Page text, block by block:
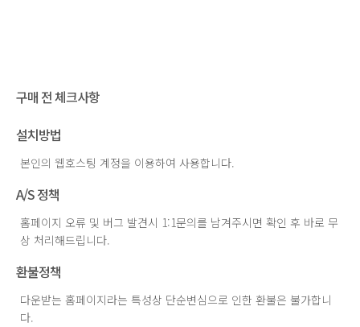
구매 전 체크사항
설치방법
본인의 웹호스팅 계정을 이용하여 사용합니다.
A/S 정책
홈페이지 오류 및 버그 발견시 1:1문의를 남겨주시면 확인 후 바로 무
상 처리해드립니다.
환불정책
다운받는 홈페이지라는 특성상 단순변심으로 인한 환불은 불가합니
다.